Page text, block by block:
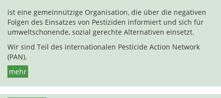
ist eine gemeinnützige Organisation, die über die negativen
Folgen des Einsatzes von Pestiziden informiert und sich für
umweltschonende, sozial gerechte Alternativen einsetzt.
Wir sind Teil des internationalen Pesticide Action Network
(PAN).
mehr